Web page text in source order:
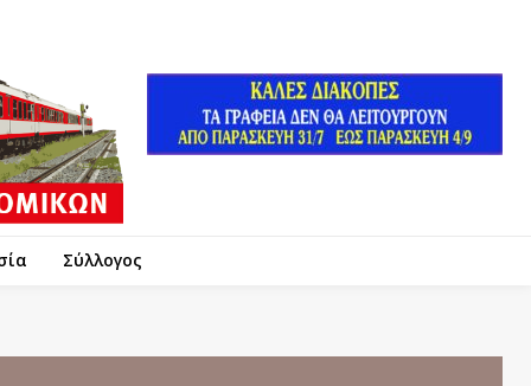
Σύλλογος